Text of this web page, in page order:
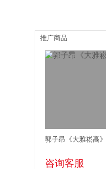
推广商品
郭子昂《大雅崧高》
咨询客服